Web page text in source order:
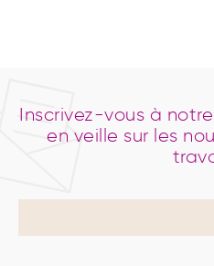
Inscrivez-vous à
en veille sur les